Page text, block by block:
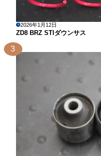
2026年1月12日
ZD8 BRZ STIダウンサス
3